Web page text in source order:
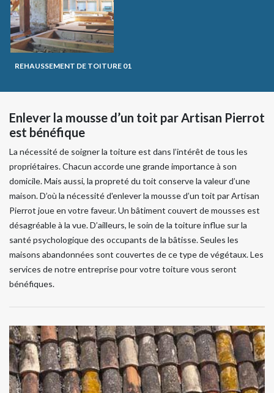
REHAUSSEMENT DE TOITURE 01
Enlever la mousse d’un toit par Artisan Pierrot
est bénéfique
La nécessité de soigner la toiture est dans l’intérêt de tous les
propriétaires. Chacun accorde une grande importance à son
domicile. Mais aussi, la propreté du toit conserve la valeur d’une
maison. D’où la nécessité d'enlever la mousse d’un toit par Artisan
Pierrot joue en votre faveur. Un bâtiment couvert de mousses est
désagréable à la vue. D’ailleurs, le soin de la toiture influe sur la
santé psychologique des occupants de la bâtisse. Seules les
maisons abandonnées sont couvertes de ce type de végétaux. Les
services de notre entreprise pour votre toiture vous seront
bénéfiques.